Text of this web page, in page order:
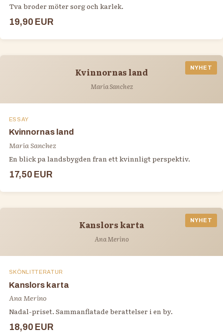
Tva broder möter sorg och karlek.
19,90 EUR
NYHET
Kvinnornas land
Maria Sanchez
ESSAY
Kvinnornas land
Maria Sanchez
En blick pa landsbygden fran ett kvinnligt perspektiv.
17,50 EUR
NYHET
Kanslors karta
Ana Merino
SKÖNLITTERATUR
Kanslors karta
Ana Merino
Nadal-priset. Sammanflatade berattelser i en by.
18,90 EUR